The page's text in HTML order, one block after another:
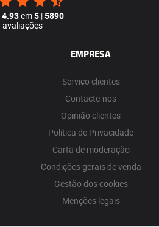
4.93em5 |5890
avaliações
EMPRESA
Serviço clientes
Contacte-nos
Opinião clientes
Política de Privacidade
Carta de moderação
Condições gerais de venda
Gestão dos cookies
Menções legais